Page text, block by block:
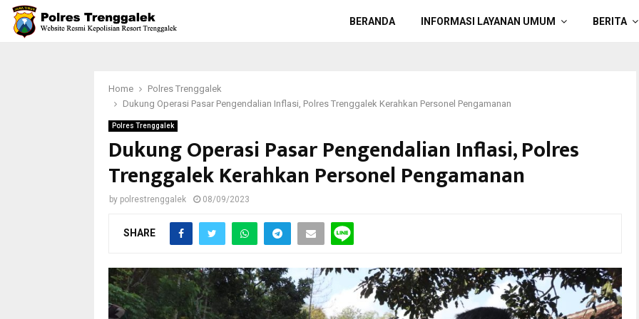
BERANDA INFORMASI LAYANAN UMUM BERITA
Home
Polres Trenggalek
Dukung Operasi Pasar Pengendalian Inflasi, Polres Trenggalek Kerahkan Personel Pengamanan
Polres Trenggalek
Dukung Operasi Pasar Pengendalian Inflasi, Polres
Trenggalek Kerahkan Personel Pengamanan
by polrestrenggalek 08/09/2023
SHARE